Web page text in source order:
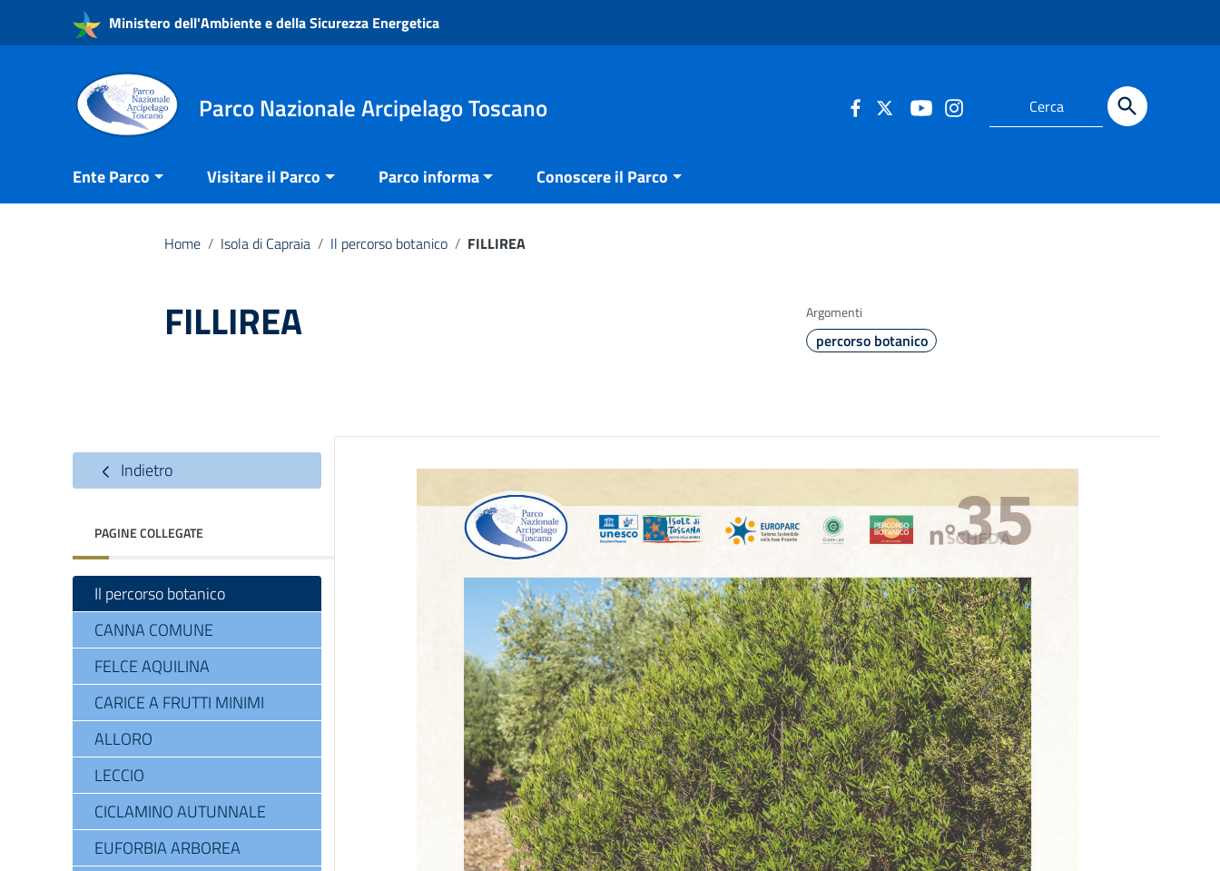
Vai ai contenuti
Vai al menu di navigazione
Ministero dell'Ambiente e della Sicurezza Energetica
Parco Nazionale Arcipelago Toscano
Ente Parco Visitare il Parco Parco informa Conoscere il Parco
Home / Isola di Capraia / Il percorso botanico / FILLIREA
FILLIREA Argomenti
percorso botanico
Indietro
PAGINE COLLEGATE
Il percorso botanico
CANNA COMUNE
FELCE AQUILINA
CARICE A FRUTTI MINIMI
ALLORO
LECCIO
CICLAMINO AUTUNNALE
EUFORBIA ARBOREA